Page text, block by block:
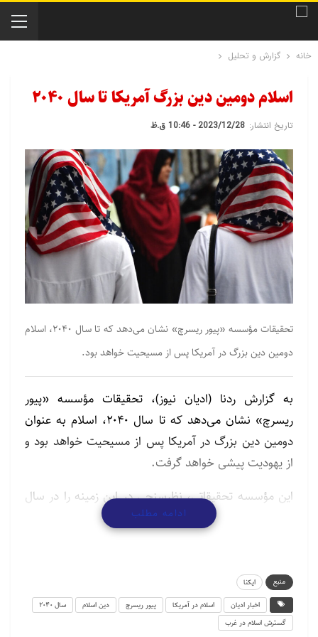
خانه گزارش و تحلیل
اسلام دومین دین بزرگ آمریکا تا سال ۲۰۴۰
تاریخ انتشار: 2023/12/28 - 10:46 ق.ظ
تحقیقات مؤسسه «پیور ریسرچ» نشان می‌دهد که تا سال ۲۰۴۰، اسلام
دومین دین بزرگ در آمریکا پس از مسیحیت خواهد بود.
به گزارش ردنا (ادیان نیوز)، تحقیقات مؤسسه «پیور
ریسرچ» نشان می‌دهد که تا سال ۲۰۴۰، اسلام به عنوان
دومین دین بزرگ در آمریکا پس از مسیحیت خواهد بود و
از یهودیت پیشی خواهد گرفت.
این مؤسسه تحقیقاتی، نظرسنجی در این زمینه را در سال
هستند؛ یعنی ۶۷ درصد از جمعیت آمریکا به دین
مسیحیت و شش درصد به همه ادیان دیگر از جمله اسلام
ادامه مطلب
منبع
ایکنا
اخبار ادیان
اسلام در آمریکا پیور ریسرچ دین اسلام
سال ۲۰۴۰
گسترش اسلام در غرب